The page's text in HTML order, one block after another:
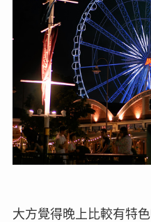
大方覺得晚上比較有特色